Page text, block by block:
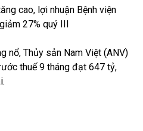
cao, lợi nhuận Bệnh viện
27% quý III
nổ, Thủy sản Nam Việt (ANV)
thuế 9 tháng đạt 647 tỷ,